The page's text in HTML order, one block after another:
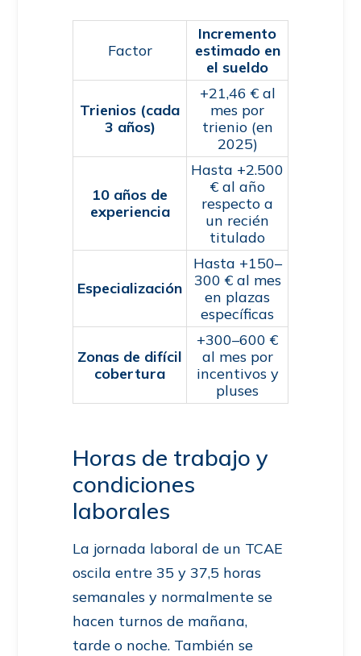
Factor
Incremento
estimado en
el sueldo
Trienios (cada
3 años)
+21,46 € al
mes por
trienio (en
2025)
10 años de
experiencia
Hasta +2.500
€ al año
respecto a
un recién
titulado
Especialización
Hasta +150–
300 € al mes
en plazas
específicas
Zonas de difícil
cobertura
+300–600 €
al mes por
incentivos y
pluses
Horas de trabajo y
condiciones
laborales
La jornada laboral de un TCAE
oscila entre 35 y 37,5 horas
semanales y normalmente se
hacen turnos de mañana,
tarde o noche. También se